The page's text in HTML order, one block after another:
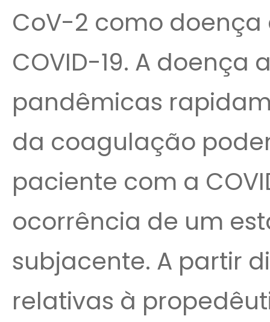
CoV-2 como doença
COVID-19. A
pandêmicas
da coagulação
paciente com a
ocorrência de um
subjacente. A partir
relativas à